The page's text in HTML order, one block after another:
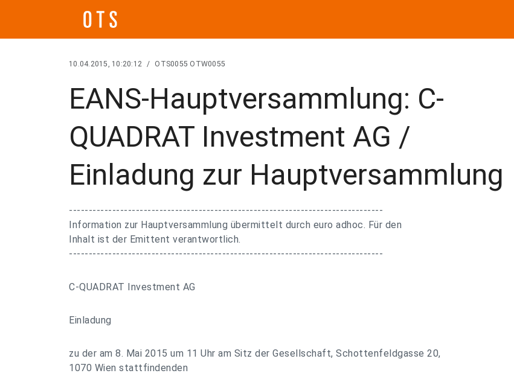
10.04.2015, 10:20:12 / OTS0055 OTW0055
EANS-Hauptversammlung: C-
QUADRAT Investment AG /
Einladung zur Hauptversammlung
--------------------------------------------------------------------------------
Information zur Hauptversammlung übermittelt durch euro adhoc. Für den
Inhalt ist der Emittent verantwortlich.
--------------------------------------------------------------------------------
C-QUADRAT Investment AG
Einladung
zu der am 8. Mai 2015 um 11 Uhr am Sitz der Gesellschaft, Schottenfeldgasse 20,
1070 Wien stattfindenden